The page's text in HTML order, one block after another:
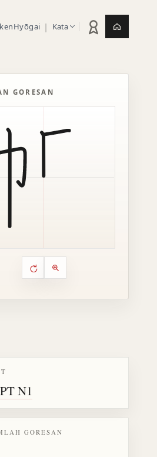
Hyōgai | Kata Statistik latihan
GORESAN
Kontrol animasi urutan
Putar ulang animasi
Perbesar animasi
N1
GORESAN